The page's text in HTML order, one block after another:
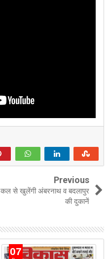
Previous
कल से खुलेंगी अंबरनाथ व बदलापुर
की दुकानें
07